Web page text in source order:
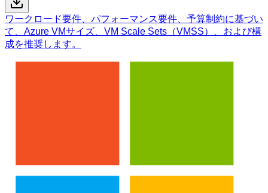
ワークロード要件、パフォーマンス要件、予算制約に基づい
て、Azure VMサイズ、VM Scale Sets（VMSS）、および構
成を推奨します。